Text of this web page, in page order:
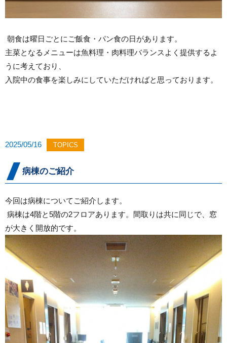
朝食は曜日ごとにご飯食・パン食の日があります。
主菜となるメニューは魚料理・肉料理バランスよく提供するよ
うに考えており、
入院中の食事を楽しみにしていただければと思っております。
2025/05/16 TOPICS
病棟のご紹介
今回は病棟についてご紹介します。
病棟は4階と5階の2フロアあります。間取りは共に同じで、窓
が大きく開放的です。